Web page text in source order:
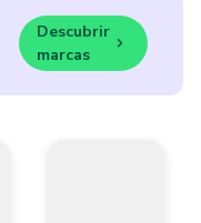
Descubrir
marcas